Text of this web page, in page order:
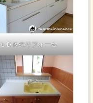
ＬＤＫのリフォーム